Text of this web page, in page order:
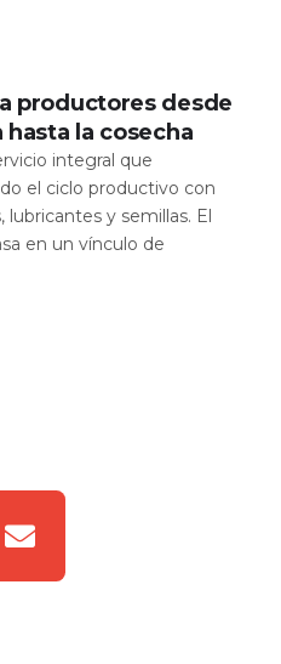
productores desde
hasta la cosecha
integral que
el ciclo productivo con
lubricantes y semillas. El
en un vínculo de